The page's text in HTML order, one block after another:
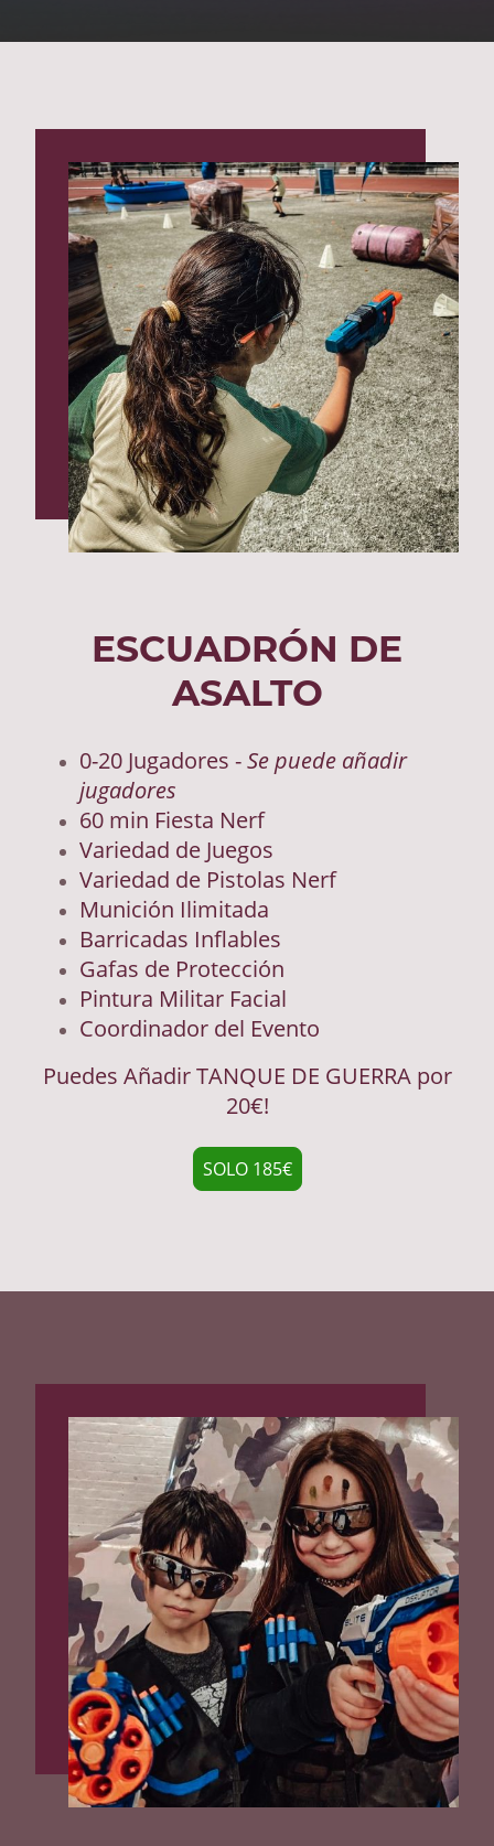
ESCUADRÓN DE
ASALTO
0-20 Jugadores -Se puede añadir
jugadores
60 min Fiesta Nerf
Variedad de Juegos
Variedad de Pistolas Nerf
Munición Ilimitada
Barricadas Inflables
Gafas de Protección
Pintura Militar Facial
Coordinador del Evento
Puedes Añadir TANQUE DE GUERRA por
20€!
SOLO 185€